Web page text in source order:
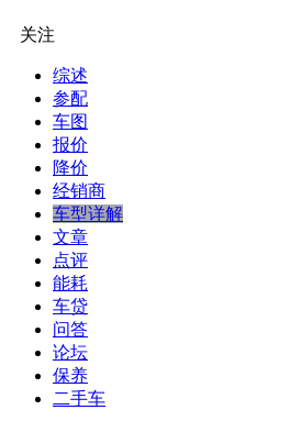
关注
综述
参配
车图
报价
降价
经销商
车型详解
文章
点评
能耗
车贷
问答
论坛
保养
二手车